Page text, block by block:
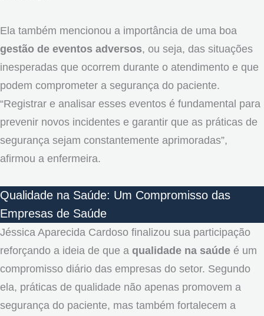
Ela também mencionou a importância de uma boa
gestão de eventos adversos, ou seja, das situações
inesperadas que ocorrem durante o atendimento e que
podem comprometer a segurança do paciente.
“Registrar e analisar esses eventos é fundamental para
prevenir novos incidentes e garantir que as práticas de
segurança sejam constantemente aprimoradas”,
afirmou a enfermeira.
Qualidade na Saúde: Um Compromisso das
Empresas de Saúde
Jéssica Aparecida Cardoso finalizou sua participação
reforçando a ideia de que a qualidade na saúde é um
compromisso diário das empresas do setor. Segundo
ela, práticas de qualidade não apenas promovem a
segurança do paciente, mas também fortalecem a